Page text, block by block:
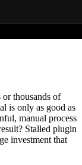
thousands of
is only as good as
manual process
Stalled plugin
investment that